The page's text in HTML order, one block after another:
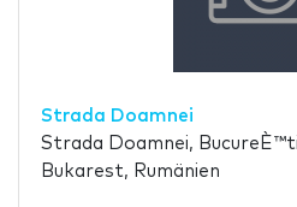
Strada Doamnei
Strada Doamnei,
Bukarest, Rumänien